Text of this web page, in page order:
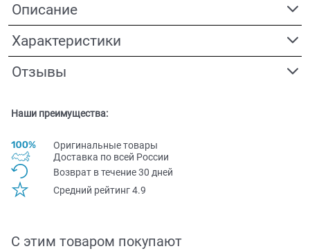
Описание
Характеристики
Отзывы
Наши преимущества:
Оригинальные товары
Доставка по всей Pоссии
Возврат в течение 30 дней
Средний рейтинг 4.9
С этим товаром покупают